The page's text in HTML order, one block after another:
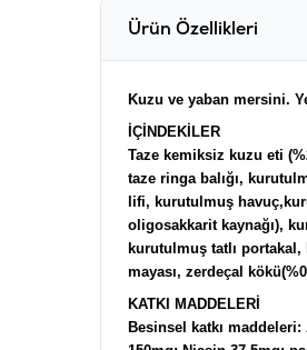
Ürün Özellikleri
Kuzu ve yaban mersini.
İÇİNDEKİLER
Taze kemiksiz kuzu eti
taze ringa balığı,
lifi, kurutulmuş
oligosakkarit kaynağı),
kurutulmuş tatlı
mayası, zerdeçal
KATKI MADDELERİ
Besinsel katkı